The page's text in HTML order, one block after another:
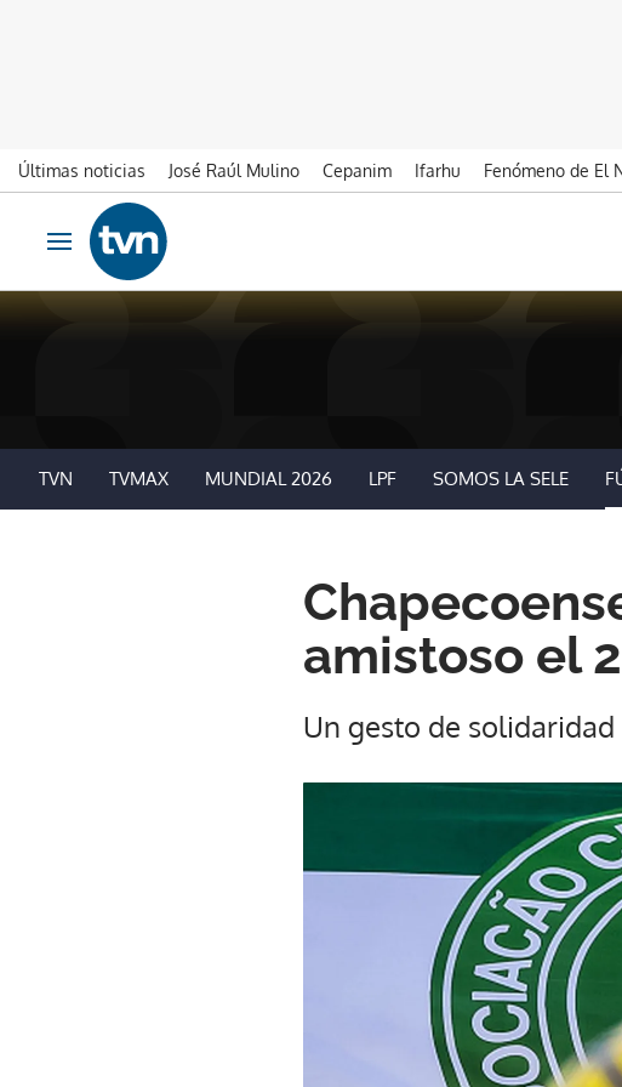
Últimas noticias José Raúl Mulino Cepanim Ifarhu Fenómeno de El
Ir al contenido
Obrir navegació
TVN TVMAX MUNDIAL 2026 LPF SOMOS LA SELE
amistoso el
Un gesto de solidaridad